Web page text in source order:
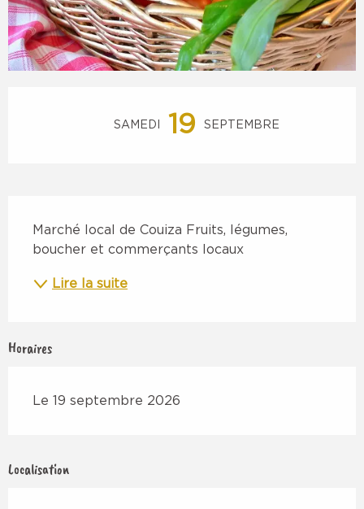
SAMEDI 19 SEPTEMBRE
Marché local de Couiza Fruits, légumes,
boucher et commerçants locaux
Lire la suite
Horaires
Le 19 septembre 2026
Localisation